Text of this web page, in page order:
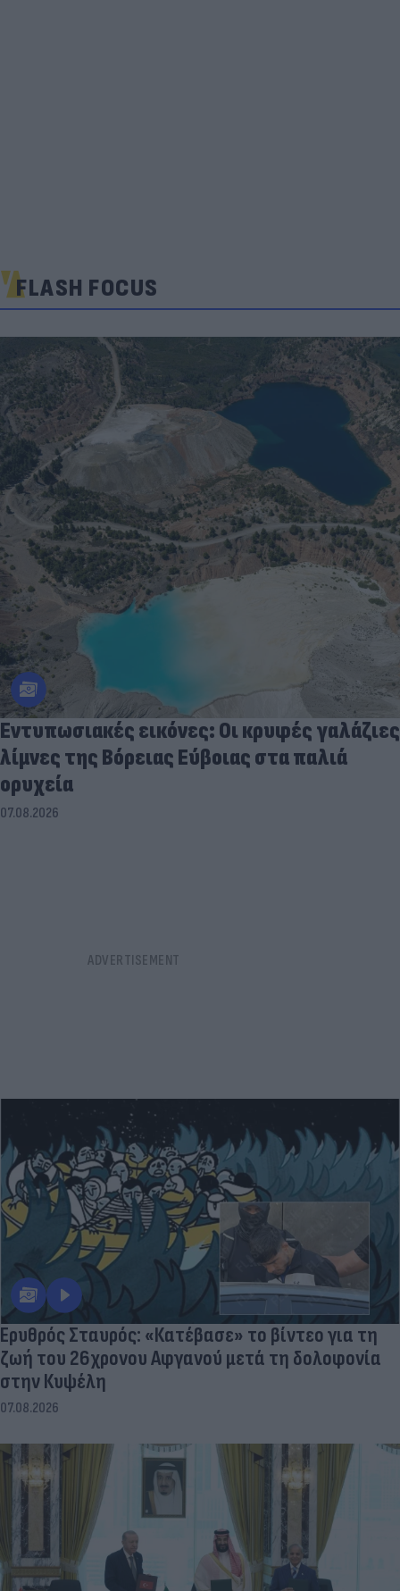
FLASH FOCUS
Εντυπωσιακές εικόνες: Οι κρυφές γαλάζιες
λίμνες της Βόρειας Εύβοιας στα παλιά
ορυχεία
07.08.2026
Ερυθρός Σταυρός: «Κατέβασε» το βίντεο για τη
ζωή του 26χρονου Αφγανού μετά τη δολοφονία
στην Κυψέλη
07.08.2026